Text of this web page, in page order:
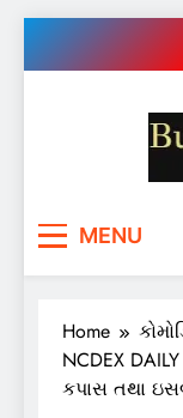
MENU
Home
NCDEX
કપાસ તથા